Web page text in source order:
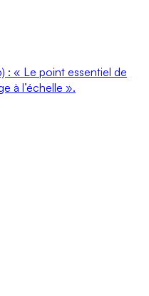
: « Le point essentiel de
à l’échelle ».